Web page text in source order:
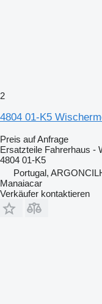
2
4804 01-K5
Preis auf Anfrage
Ersatzteile Fahrerhaus -
4804 01-K5
Portugal,
Manaiacar
Verkäufer kontaktieren